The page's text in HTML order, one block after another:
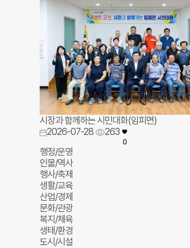
시장과 함께하는 시민대화(임피면)
2026-07-28
263
0
행정/운영
인물/역사
행사/축제
생활/교육
산업/경제
문화/관광
복지/체육
생태/환경
도시/시설